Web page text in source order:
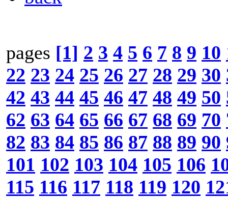
pages [1] 2 3 4 5 6 7 8 9 10
22 23 24 25 26 27 28 29 30
42 43 44 45 46 47 48 49 50
62 63 64 65 66 67 68 69 70
82 83 84 85 86 87 88 89 90
101 102 103 104 105 106
115 116 117 118 119 120